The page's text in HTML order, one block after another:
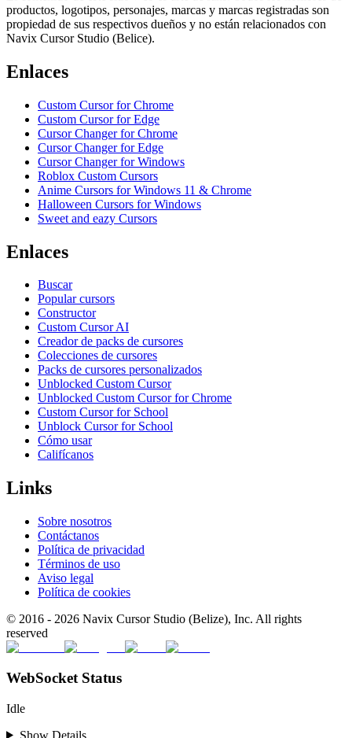
productos, logotipos, personajes, marcas y marcas registradas son
propiedad de sus respectivos dueños y no están relacionados con
Navix Cursor Studio (Belice).
Enlaces
Custom Cursor for Chrome
Custom Cursor for Edge
Cursor Changer for Chrome
Cursor Changer for Edge
Cursor Changer for Windows
Roblox Custom Cursors
Anime Cursors for Windows 11 & Chrome
Halloween Cursors for Windows
Sweet and eazy Cursors
Enlaces
Buscar
Popular cursors
Constructor
Custom Cursor AI
Creador de packs de cursores
Colecciones de cursores
Packs de cursores personalizados
Unblocked Custom Cursor
Unblocked Custom Cursor for Chrome
Custom Cursor for School
Unblock Cursor for School
Cómo usar
Califícanos
Links
Sobre nosotros
Contáctanos
Política de privacidad
Términos de uso
Aviso legal
Política de cookies
© 2016 - 2026 Navix Cursor Studio (Belize), Inc. All rights
reserved
WebSocket Status
Idle
Show Details